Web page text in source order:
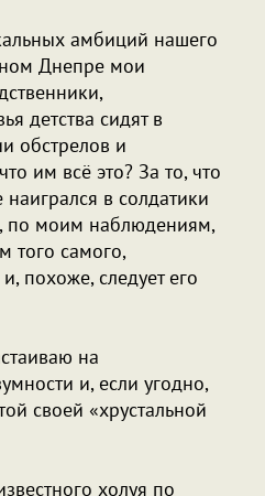
амбиций нашего
Днепре мои
детства сидят в
обстрелов и
им всё это? За то, что
в солдатики
по моим наблюдениям,
того самого,
похоже, следует его
на
и, если угодно,
своей «хрустальной
холуя по